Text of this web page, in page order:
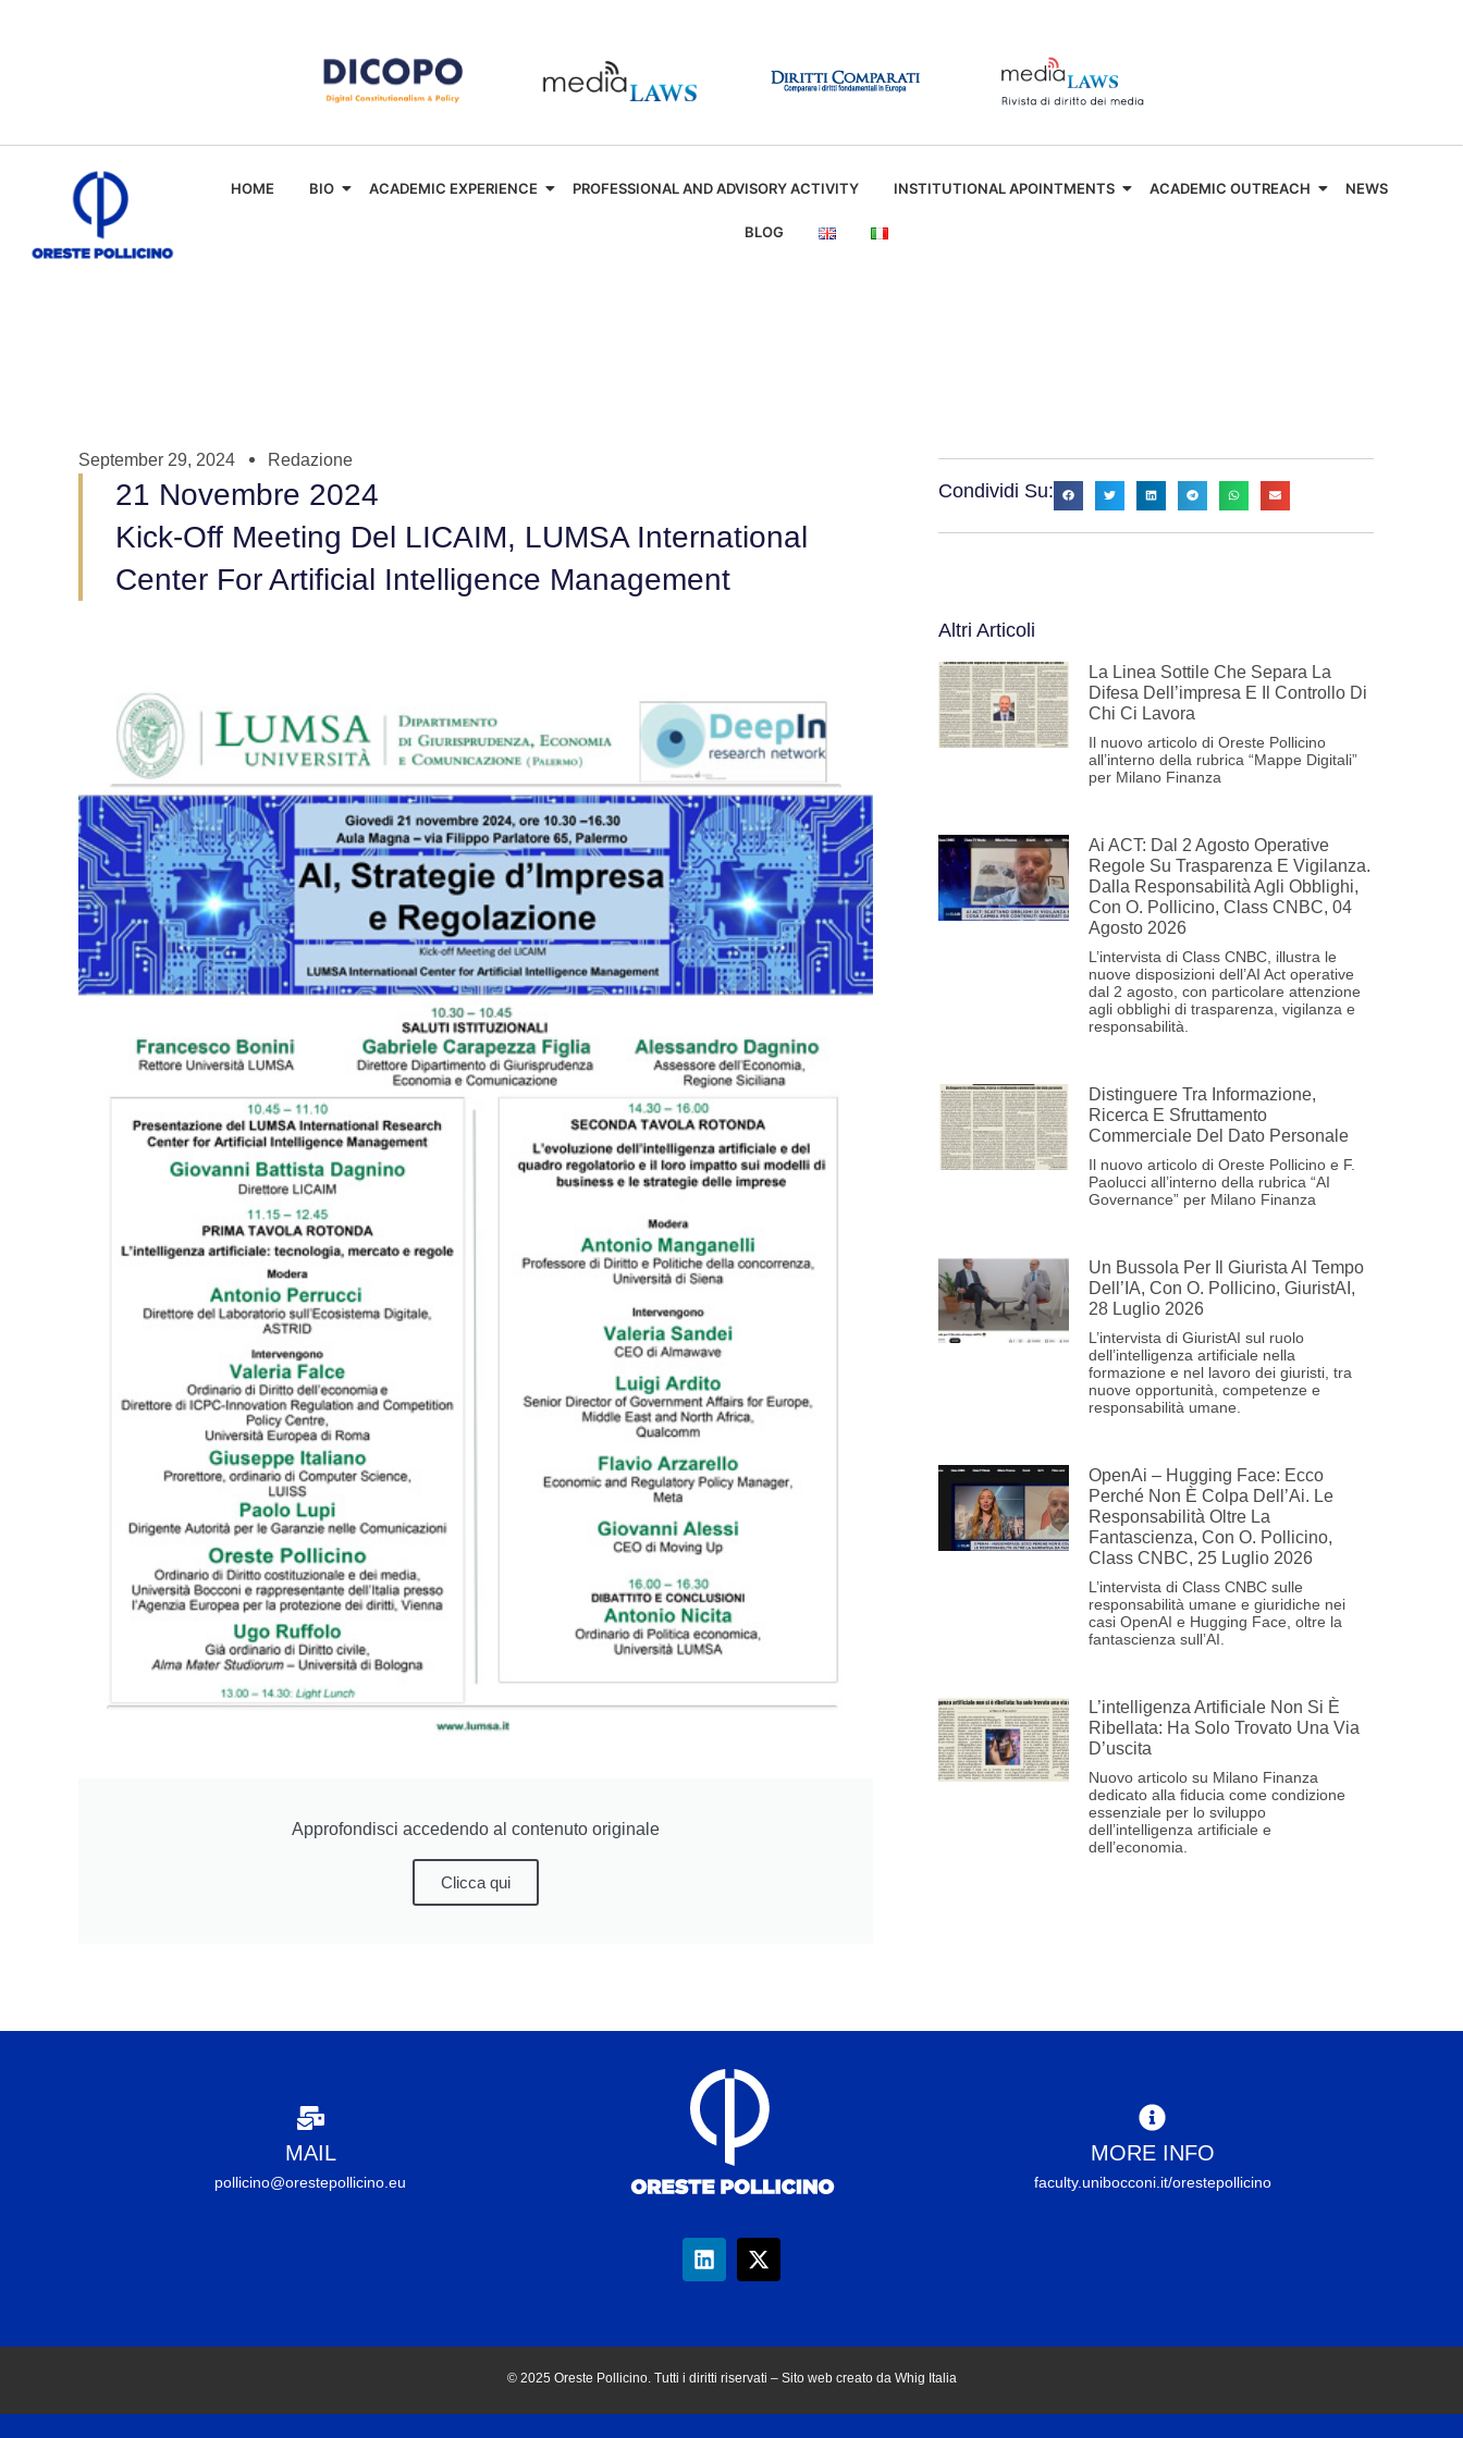
HOME BIO ACADEMIC EXPERIENCE PROFESSIONAL AND ADVISORY ACTIVITY INSTITUTIONAL APOINTMENTS ACADEMIC OUTREACH NEWS
BLOG
September 29, 2024 Redazione
21 Novembre 2024
Kick-Off Meeting Del LICAIM, LUMSA International
Center For Artificial Intelligence Management
Approfondisci accedendo al contenuto originale
Clicca qui
Condividi Su:
Altri Articoli
La Linea Sottile Che Separa La
Difesa Dell’impresa E Il Controllo Di
Chi Ci Lavora
Il nuovo articolo di Oreste Pollicino
all’interno della rubrica “Mappe Digitali”
per Milano Finanza
Ai ACT: Dal 2 Agosto Operative
Regole Su Trasparenza E Vigilanza.
Dalla Responsabilità Agli Obblighi,
Con O. Pollicino, Class CNBC, 04
Agosto 2026
L’intervista di Class CNBC, illustra le
nuove disposizioni dell’AI Act operative
dal 2 agosto, con particolare attenzione
agli obblighi di trasparenza, vigilanza e
responsabilità.
Distinguere Tra Informazione,
Ricerca E Sfruttamento
Commerciale Del Dato Personale
Il nuovo articolo di Oreste Pollicino e F.
Paolucci all’interno della rubrica “AI
Governance” per Milano Finanza
Un Bussola Per Il Giurista Al Tempo
Dell’IA, Con O. Pollicino, GiuristAI,
28 Luglio 2026
L’intervista di GiuristAI sul ruolo
dell’intelligenza artificiale nella
formazione e nel lavoro dei giuristi, tra
nuove opportunità, competenze e
responsabilità umane.
OpenAi – Hugging Face: Ecco
Perché Non È Colpa Dell’Ai. Le
Responsabilità Oltre La
Fantascienza, Con O. Pollicino,
Class CNBC, 25 Luglio 2026
L’intervista di Class CNBC sulle
responsabilità umane e giuridiche nei
casi OpenAI e Hugging Face, oltre la
fantascienza sull’AI.
L’intelligenza Artificiale Non Si È
Ribellata: Ha Solo Trovato Una Via
D’uscita
Nuovo articolo su Milano Finanza
dedicato alla fiducia come condizione
essenziale per lo sviluppo
dell’intelligenza artificiale e
dell’economia.
MAIL
pollicino@orestepollicino.eu
MORE INFO
faculty.unibocconi.it/orestepollicino
© 2025 Oreste Pollicino. Tutti i diritti riservati – Sito web creato da Whig Italia